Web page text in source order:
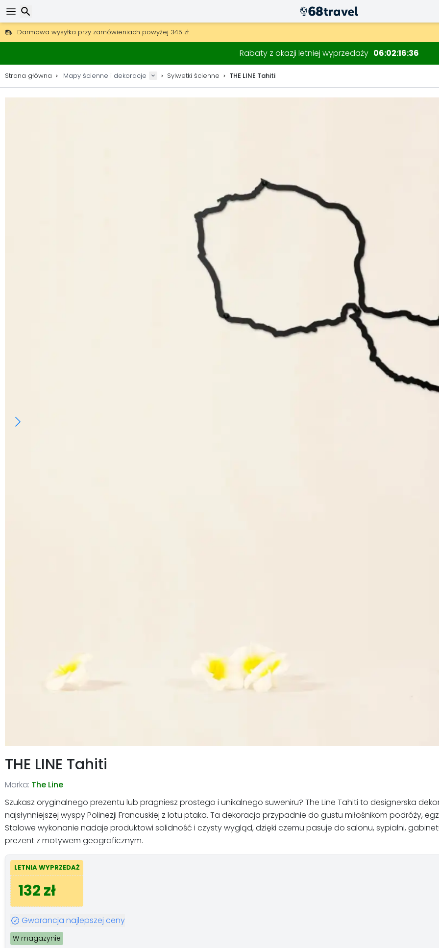
Darmowa wysyłka przy zamówieniach powyżej 345 zł.
30 dni na zwrot, 90 dni na drewniane mapy i dekoracje.
Oryginalny producent map i dekoracji.
Rabaty z okazji letniej wyprzedaży 06 02 16 35
Strona główna Mapy ścienne i dekoracje Sylwetki ścienne THE LINE Tahiti
THE LINE Tahiti
Marka: The Line
Szukasz oryginalnego prezentu lub pragniesz prostego i unikalnego suweniru? The Line Tahiti to designerska
najsłynniejszej wyspy Polinezji Francuskiej z lotu ptaka. Ta dekoracja przypadnie do gustu miłośnikom podróży,
Stalowe wykonanie nadaje produktowi solidność i czysty wygląd, dzięki czemu pasuje do salonu, sypialni,
prezent z motywem geograficznym.
LETNIA WYPRZEDAŻ
132 zł
Gwarancja najlepszej ceny
W magazynie